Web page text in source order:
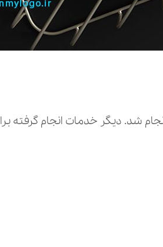
شد. دیگر خدمات انجام گرفته